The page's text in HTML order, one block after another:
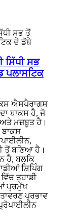
ਸਭ
ਪਲਾਸਟਿਕ
ਐਸਪੈਰਾਗਸ
ਬਾਕਸ ਹੈ, ਜੋ
ਮਜ਼ਬੂਤ ​​ਹੈ।
ਬਾਕਸ
ਤੋਂ ਬਣਿਆ ਹੈ।
ਹੈ, ਬਲਕਿ
ਸ਼ਿਪਿੰਗ
ਤੁਹਾਡੀ
ਪ੍ਰਮੁੱਖ
ਪ੍ਰਭਾਵ